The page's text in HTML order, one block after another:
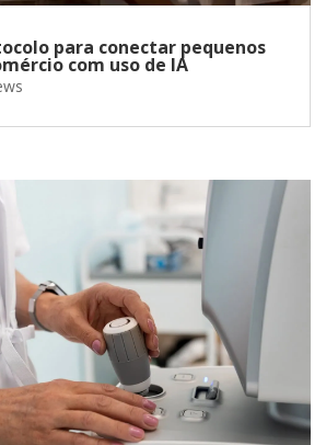
para conectar pequenos
com uso de IA